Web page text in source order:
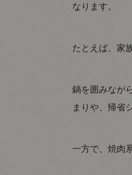
なります。
たとえば、家
鍋を囲みなが
まりや、帰省
一方で、焼肉